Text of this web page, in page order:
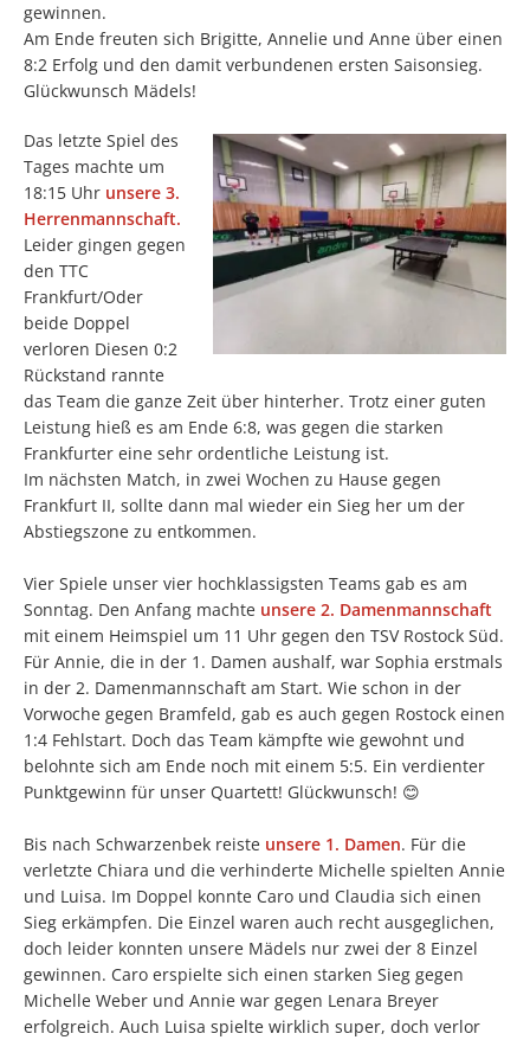
gewinnen.
Am Ende freuten sich Brigitte, Annelie und Anne über einen
8:2 Erfolg und den damit verbundenen ersten Saisonsieg.
Glückwunsch Mädels!
Das letzte Spiel des
Tages machte um
18:15 Uhr unsere 3.
Herrenmannschaft.
Leider gingen gegen
den TTC
Frankfurt/Oder
beide Doppel
verloren Diesen 0:2
Rückstand rannte
das Team die ganze Zeit über hinterher. Trotz einer guten
Leistung hieß es am Ende 6:8, was gegen die starken
Frankfurter eine sehr ordentliche Leistung ist.
Im nächsten Match, in zwei Wochen zu Hause gegen
Frankfurt II, sollte dann mal wieder ein Sieg her um der
Abstiegszone zu entkommen.
Vier Spiele unser vier hochklassigsten Teams gab es am
Sonntag. Den Anfang machte unsere 2. Damenmannschaft
mit einem Heimspiel um 11 Uhr gegen den TSV Rostock Süd.
Für Annie, die in der 1. Damen aushalf, war Sophia erstmals
in der 2. Damenmannschaft am Start. Wie schon in der
Vorwoche gegen Bramfeld, gab es auch gegen Rostock einen
1:4 Fehlstart. Doch das Team kämpfte wie gewohnt und
belohnte sich am Ende noch mit einem 5:5. Ein verdienter
Punktgewinn für unser Quartett! Glückwunsch! 😊
Bis nach Schwarzenbek reiste unsere 1. Damen. Für die
verletzte Chiara und die verhinderte Michelle spielten Annie
und Luisa. Im Doppel konnte Caro und Claudia sich einen
Sieg erkämpfen. Die Einzel waren auch recht ausgeglichen,
doch leider konnten unsere Mädels nur zwei der 8 Einzel
gewinnen. Caro erspielte sich einen starken Sieg gegen
Michelle Weber und Annie war gegen Lenara Breyer
erfolgreich. Auch Luisa spielte wirklich super, doch verlor